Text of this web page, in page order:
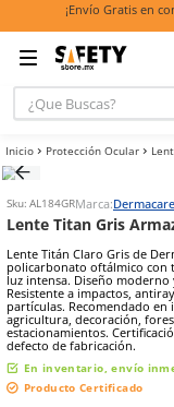
¡Envío
¿Que Buscas?
Sku:AL184GRMarca:
Lente Titan Gris
Lente Titán Claro Gris
policarbonato
luz intensa. Diseño
Resistente a
partículas.
agricultura,